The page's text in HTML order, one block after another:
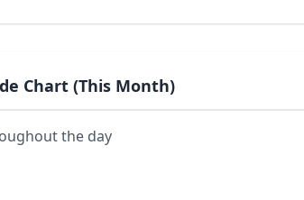
Chart (This Month)
the day